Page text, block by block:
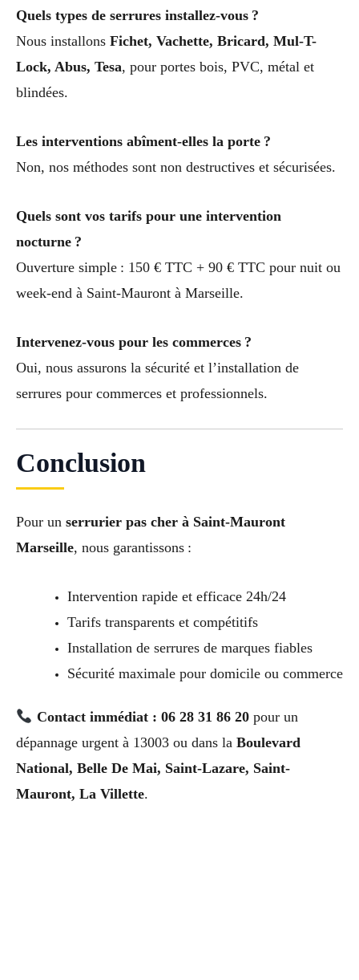
Quels types de serrures installez-vous ?
Nous installons Fichet, Vachette, Bricard, Mul-T-
Lock, Abus, Tesa, pour portes bois, PVC, métal et
blindées.
Les interventions abîment-elles la porte ?
Non, nos méthodes sont non destructives et sécurisées.
Quels sont vos tarifs pour une intervention
nocturne ?
Ouverture simple : 150 € TTC + 90 € TTC pour nuit ou
week-end à Saint-Mauront à Marseille.
Intervenez-vous pour les commerces ?
Oui, nous assurons la sécurité et l’installation de
serrures pour commerces et professionnels.
Conclusion
Pour un serrurier pas cher à Saint-Mauront
Marseille, nous garantissons :
Intervention rapide et efficace 24h/24
Tarifs transparents et compétitifs
Installation de serrures de marques fiables
Sécurité maximale pour domicile ou commerce
Contact immédiat : 06 28 31 86 20pour un
dépannage urgent à 13003 ou dans la Boulevard
National, Belle De Mai, Saint-Lazare, Saint-
Mauront, La Villette.